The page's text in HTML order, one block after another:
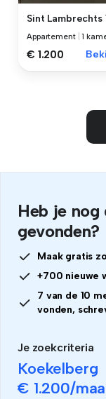
Sint Lambrechts
Appartement |1
€ 1.200
Heb je nog
gevonden?
Maak gratis
+700 nieuwe
7 van de 10
vonden,
Je zoekcriteria
Koekelberg
€ 1.200/